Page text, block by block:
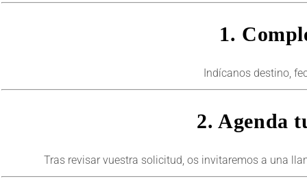
1.
Indícanos destino,
2. Agenda
Tras revisar vuestra solicitud, os invitaremos a una